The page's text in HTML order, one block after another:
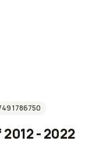
1786750
- 2022